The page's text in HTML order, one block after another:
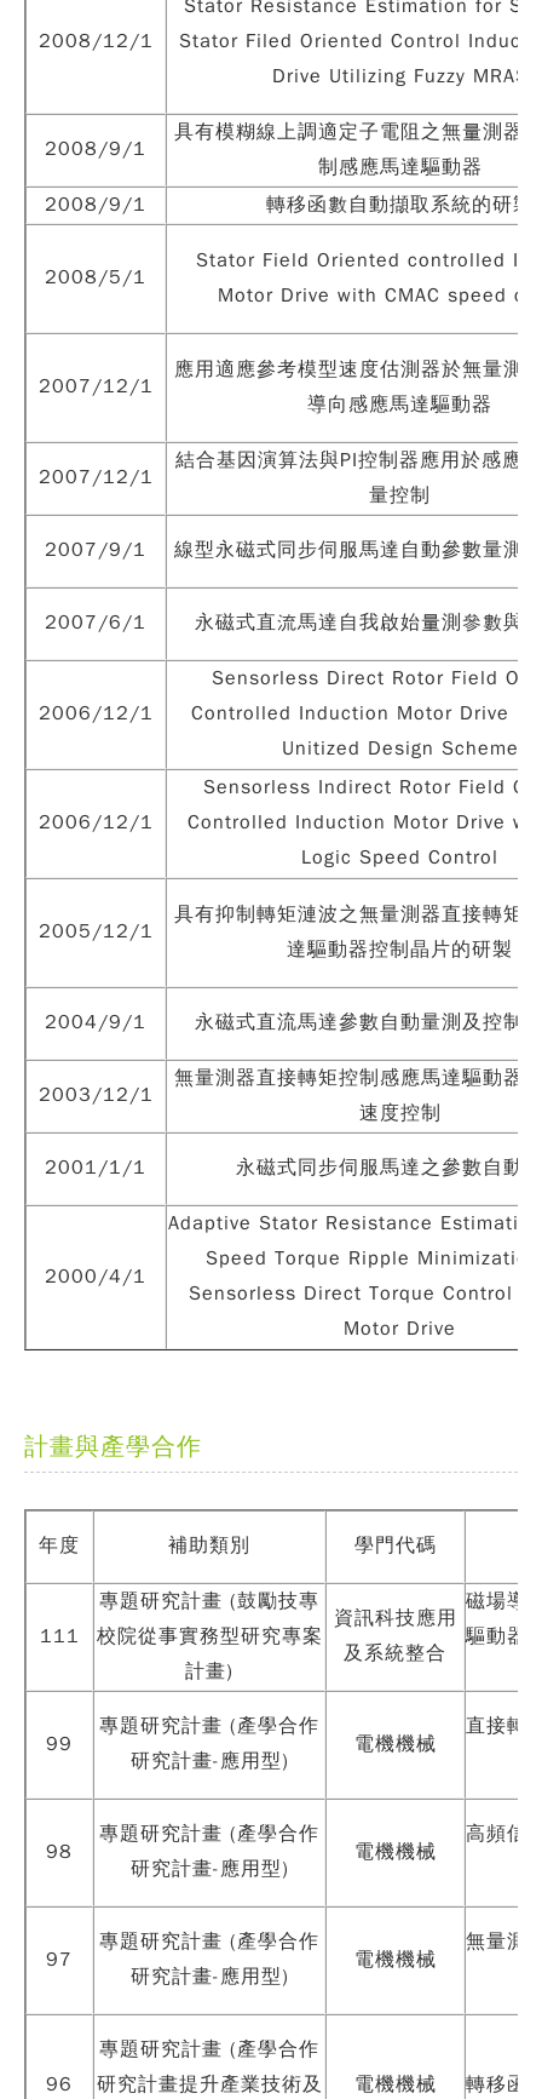
2008/12/1
Stator Resistance Estimation for
Stator Filed Oriented Control
Drive Utilizing Fuzzy MRAS
2008/9/1
具有模糊線上調適定子電阻之無量測器
制感應馬達驅動器
2008/9/1
轉移函數自動擷取系統的研製
2008/5/1
Stator Field Oriented controlled
Motor Drive with CMAC speed
2007/12/1
應用適應參考模型速度估測器於無量測
導向感應馬達驅動器
2007/12/1
結合基因演算法與PI控制器應用於感應
量控制
2007/9/1 線型永磁式同步伺服馬達自動參數量測
2007/6/1 永磁式直流馬達自我啟始量測參數與
2006/12/1
Sensorless Direct Rotor Field
Controlled Induction Motor Drive
Unitized Design Scheme
2006/12/1
Sensorless Indirect Rotor Field
Controlled Induction Motor Drive
Logic Speed Control
2005/12/1
具有抑制轉矩漣波之無量測器直接轉矩
達驅動器控制晶片的研製
2004/9/1 永磁式直流馬達參數自動量測及控制
2003/12/1
無量測器直接轉矩控制感應馬達驅動器
速度控制
2001/1/1 永磁式同步伺服馬達之參數自動
2000/4/1
Adaptive Stator Resistance
Speed Torque Ripple
Sensorless Direct Torque Control
Motor Drive
計畫與產學合作
年度 補助類別 學門代碼
111
專題研究計畫 (鼓勵技專
校院從事實務型研究專案
計畫)
資訊科技應用
及系統整合
磁場導
驅動器
99
專題研究計畫 (產學合作
研究計畫-應用型)
電機機械
直接轉
98
專題研究計畫 (產學合作
研究計畫-應用型)
電機機械
高頻信
97
專題研究計畫 (產學合作
研究計畫-應用型)
電機機械
無量測
96
專題研究計畫 (產學合作
研究計畫提升產業技術及
電機機械 轉移函